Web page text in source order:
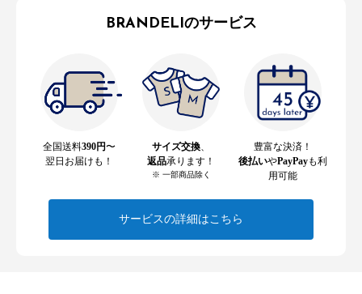
BRANDELIのサービス
全国送料390円〜
翌日お届けも！
サイズ交換、
返品承ります！
※ 一部商品除く
豊富な決済！
後払いやPayPayも利
用可能
サービスの詳細はこちら